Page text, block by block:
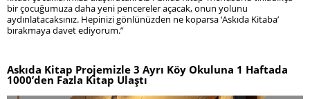
bir çocuğumuza daha yeni pencereler açacak, onun yolunu
aydınlatacaksınız. Hepinizi gönlünüzden ne koparsa ‘Askıda Kitaba’
bırakmaya davet ediyorum.”
Askıda Kitap Projemizle 3 Ayrı Köy Okuluna 1 Haftada
1000’den Fazla Kitap Ulaştı